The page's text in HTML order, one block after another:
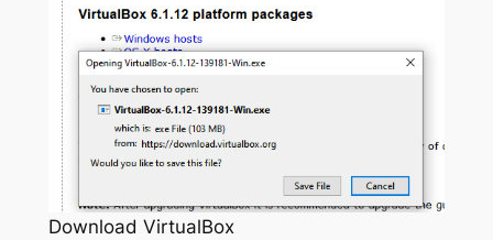
Download VirtualBox